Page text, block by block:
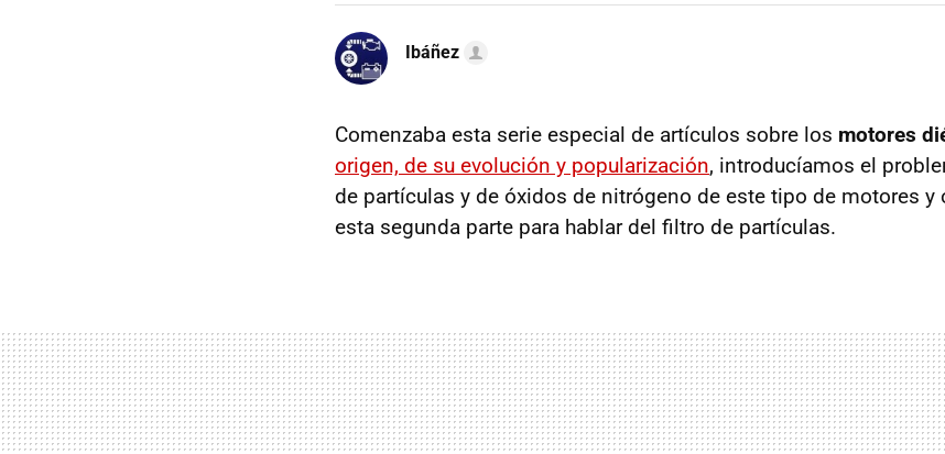
Ibáñez
Comenzaba esta serie especial de artículos sobre los motores
origen, de su evolución y popularización, introducíamos el
de partículas y de óxidos de nitrógeno de este tipo de motores y
esta segunda parte para hablar del filtro de partículas.